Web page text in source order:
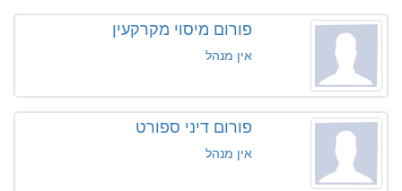
פורום מיסוי מקרקעין
אין מנהל
פורום דיני ספורט
אין מנהל